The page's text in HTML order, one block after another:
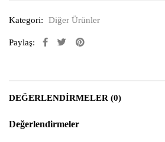
Kategori: Diğer Ürünler
Paylaş:
DEĞERLENDIRMELER (0)
Değerlendirmeler